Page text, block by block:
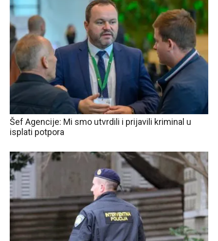
Šef Agencije: Mi smo utvrdili i prijavili kriminal u
isplati potpora